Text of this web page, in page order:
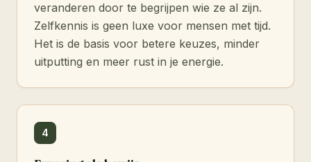
veranderen door te begrijpen wie ze al zijn.
Zelfkennis is geen luxe voor mensen met tijd.
Het is de basis voor betere keuzes, minder
uitputting en meer rust in je energie.
4